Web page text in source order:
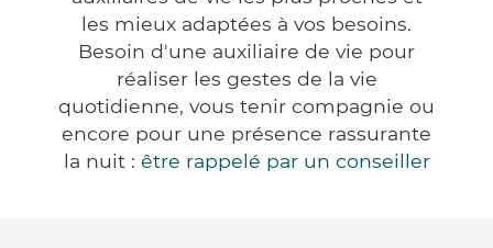
les mieux adaptées à vos besoins.
Besoin d'une auxiliaire de vie pour
réaliser les gestes de la vie
quotidienne, vous tenir compagnie ou
encore pour une présence rassurante
la nuit : être rappelé par un conseiller